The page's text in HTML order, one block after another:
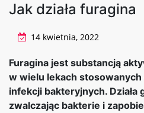
Jak działa furagina
14 kwietnia, 2022
Furagina jest substancją
w wielu lekach
infekcji bakteryjnych. Działa
zwalczając bakterie i